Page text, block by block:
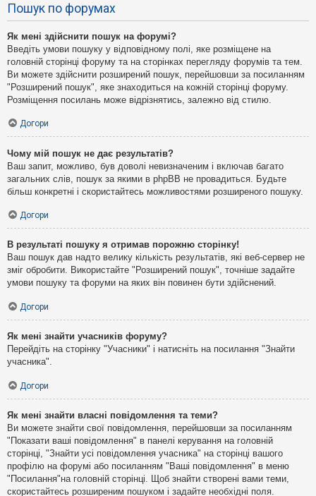
Пошук по форумах
Як мені здійснити пошук на форумі?
Введіть умови пошуку у відповідному полі, яке розміщене на
головній сторінці форуму та на сторінках перегляду форумів та тем.
Ви можете здійснити розширений пошук, перейшовши за посиланням
"Розширений пошук", яке знаходиться на кожній сторінці форуму.
Розміщення посилань може відрізнятись, залежно від стилю.
Догори
Чому мій пошук не дає результатів?
Ваш запит, можливо, був доволі невизначеним і включав багато
загальних слів, пошук за якими в phpBB не провадиться. Будьте
більш конкретні і скористайтесь можливостями розширеного пошуку.
Догори
В результаті пошуку я отримав порожню сторінку!
Ваш пошук дав надто велику кількість результатів, які веб-сервер не
зміг обробити. Використайте "Розширений пошук", точніше задайте
умови пошуку та форуми на яких він повинен бути здійснений.
Догори
Як мені знайти учасників форуму?
Перейдіть на сторінку "Учасники" і натисніть на посилання "Знайти
учасника".
Догори
Як мені знайти власні повідомлення та теми?
Ви можете знайти свої повідомлення, перейшовши за посиланням
"Показати ваші повідомлення" в панелі керування на головній
сторінці, "Знайти усі повідомлення учасника" на сторінці вашого
профілю на форумі або посиланням "Ваші повідомлення" в меню
"Посилання"на головній сторінці. Щоб знайти створені вами теми,
скористайтесь розширеним пошуком і задайте необхідні поля.